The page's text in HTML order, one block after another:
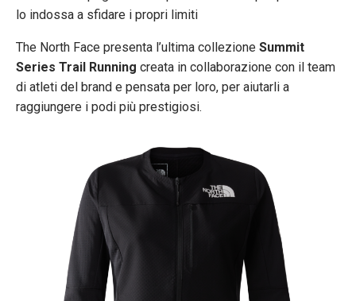
lo indossa a sfidare i propri limiti
The North Face presenta l’ultima collezione Summit
Series Trail Running creata in collaborazione con il team
di atleti del brand e pensata per loro, per aiutarli a
raggiungere i podi più prestigiosi.